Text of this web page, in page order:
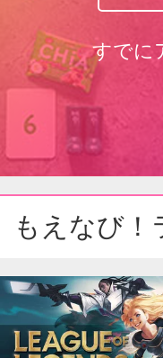
すでに
もえなび！